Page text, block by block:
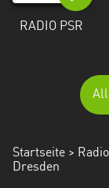
RADIO PSR
Startseite >
Dresden